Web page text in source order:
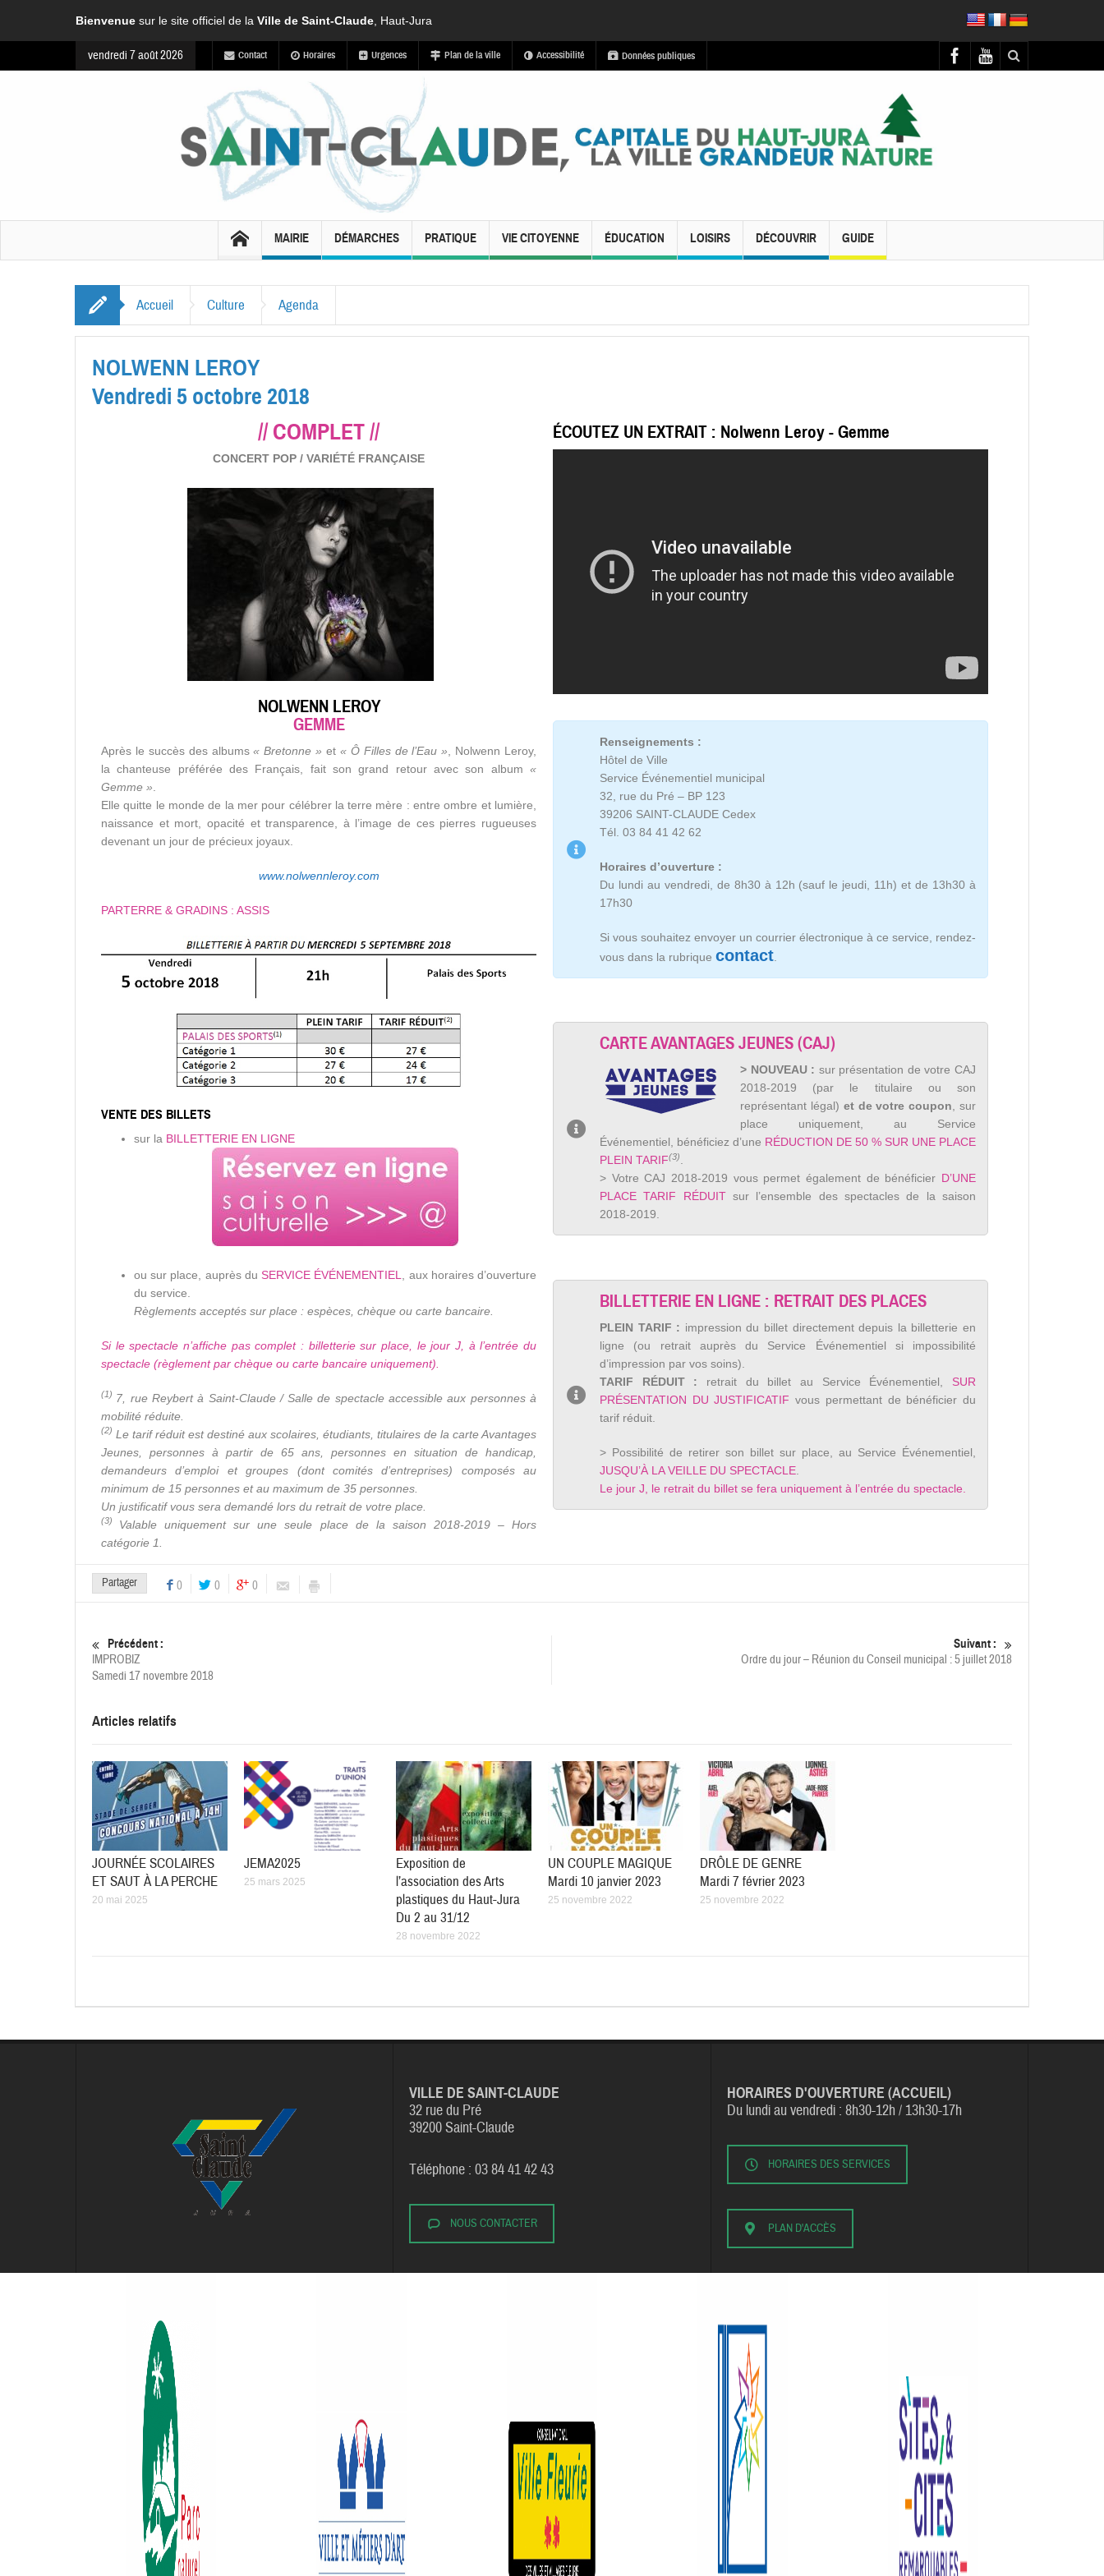
Bienvenue sur le site officiel de la Ville de Saint-Claude , Haut-Jura
vendredi 7 août 2026 Contact Horaires Urgences Plan de la ville Accessibilité Données publiques
MAIRIE DÉMARCHES PRATIQUE VIE CITOYENNE ÉDUCATION LOISIRS DÉCOUVRIR GUIDE
Accueil Culture Agenda
NOLWENN LEROY
Vendredi 5 octobre 2018
// COMPLET //
CONCERT POP / VARIÉTÉ FRANÇAISE
NOLWENN LEROY
GEMME
Après le succès des albums« Bretonne » et « Ô Filles de l’Eau » , Nolwenn Leroy,
la chanteuse préférée des Français, fait son grand retour avec son album «
Gemme »
Elle quitte le monde de la mer pour célébrer la terre mère : entre ombre et lumière,
naissance et mort, opacité et transparence, à l’image de ces pierres rugueuses
devenant un jour de précieux joyaux.
www.nolwennleroy.com
PARTERRE & GRADINS : ASSIS
VENTE DES BILLETS
sur la BILLETTERIE EN LIGNE
ou sur place, auprès duSERVICE ÉVÉNEMENTIEL
, aux horaires d’ouverture
du service.
Règlements acceptés sur place : espèces, chèque ou carte bancaire.
Si le spectacle n’affiche pas complet : billetterie sur place, le jour J, à l’entrée du
spectacle (règlement par chèque ou carte bancaire uniquement).
(1) 7, rue Reybert à Saint-Claude / Salle de spectacle accessible aux personnes à
mobilité réduite.
(2) Le tarif réduit est destiné aux scolaires, étudiants, titulaires de la carte Avantages
Jeunes, personnes à partir de 65 ans, personnes en situation de handicap,
demandeurs d’emploi et groupes (dont comités d’entreprises) composés au
minimum de 15 personnes et au maximum de 35 personnes.
Un justificatif vous sera demandé lors du retrait de votre place.
(3) Valable uniquement sur une seule place de la saison 2018-2019 – Hors
catégorie 1.
ÉCOUTEZ UN EXTRAIT : Nolwenn Leroy - Gemme
Renseignements :
Hôtel de Ville
Service Événementiel municipal
32, rue du Pré – BP 123
39206 SAINT-CLAUDE Cedex
Tél. 03 84 41 42 62
Horaires d’ouverture :
Du lundi au vendredi, de 8h30 à 12h (sauf le jeudi, 11h) et de 13h30 à
17h30
Si vous souhaitez envoyer un courrier électronique à ce service, rendez-
vous dans la rubrique contact
CARTE AVANTAGES JEUNES (CAJ)
> NOUVEAU : sur présentation de votre CAJ
2018-2019 (par le titulaire ou son
représentant légal) et de votre coupon, sur
place uniquement, au Service
Événementiel, bénéficiez d’une RÉDUCTION DE 50 % SUR UNE PLACE
PLEIN TARIF(3).
> Votre CAJ 2018-2019 vous permet également de bénéficier D’UNE
PLACE TARIF RÉDUITsur l’ensemble des spectacles de la saison
2018-2019.
BILLETTERIE EN LIGNE : RETRAIT DES PLACES
PLEIN TARIF : impression du billet directement depuis la billetterie en
ligne (ou retrait auprès du Service Événementiel si impossibilité
d’impression par vos soins).
TARIF RÉDUIT : retrait du billet au Service Événementiel, SUR
PRÉSENTATION DU JUSTIFICATIF vous permettant de bénéficier du
tarif réduit.
> Possibilité de retirer son billet sur place, au Service Événementiel,
JUSQU’À LA VEILLE DU SPECTACLE
Le jour J, le retrait du billet se fera uniquement à l’entrée du spectacle.
Partager 0 0 0
Précédent :
IMPROBIZ
Samedi 17 novembre 2018
Suivant :
Ordre du jour – Réunion du Conseil municipal : 5 juillet 2018
Articles relatifs
JOURNÉE SCOLAIRES
ET SAUT À LA PERCHE
20 mai 2025
JEMA2025
25 mars 2025
Exposition de
l’association des Arts
plastiques du Haut-Jura
Du 2 au 31/12
28 novembre 2022
UN COUPLE MAGIQUE
Mardi 10 janvier 2023
25 novembre 2022
DRÔLE DE GENRE
Mardi 7 février 2023
25 novembre 2022
VILLE DE SAINT-CLAUDE
32 rue du Pré
39200 Saint-Claude
Téléphone : 03 84 41 42 43
NOUS CONTACTER
HORAIRES D'OUVERTURE (ACCUEIL)
Du lundi au vendredi : 8h30-12h / 13h30-17h
HORAIRES DES SERVICES
PLAN D'ACCÈS